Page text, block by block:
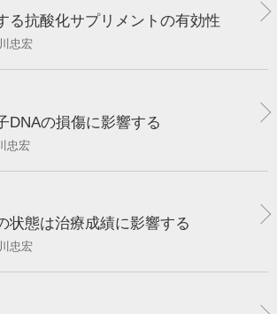
る抗酸化サプリメントの有効性
忠宏
DNAの損傷に影響する
忠宏
状態は治療成績に影響する
忠宏